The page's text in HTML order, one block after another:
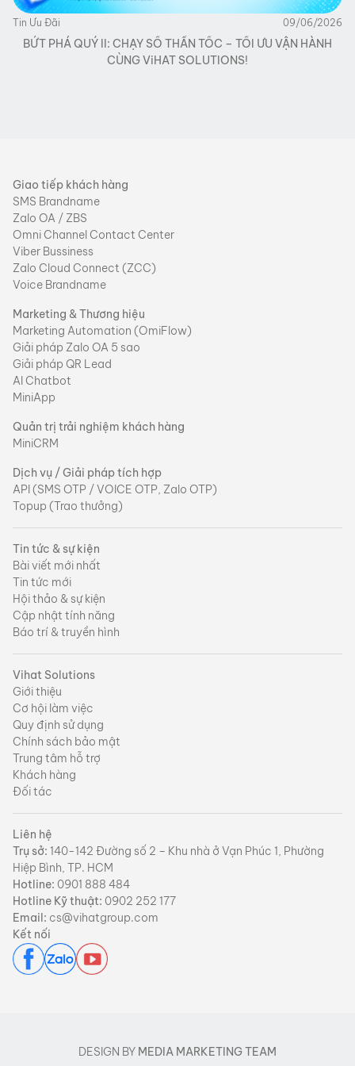
Tin Ưu Đãi 09/06/2026
BỨT PHÁ QUÝ II: CHẠY SỐ THẦN TỐC – TỐI ƯU VẬN HÀNH
CÙNG ViHAT SOLUTIONS!
Giao tiếp khách hàng
SMS Brandname
Zalo OA / ZBS
Omni Channel Contact Center
Viber Bussiness
Zalo Cloud Connect (ZCC)
Voice Brandname
Marketing & Thương hiệu
Marketing Automation (OmiFlow)
Giải pháp Zalo OA 5 sao
Giải pháp QR Lead
AI Chatbot
MiniApp
Quản trị trải nghiệm khách hàng
MiniCRM
Dịch vụ / Giải pháp tích hợp
API (SMS OTP / VOICE OTP, Zalo OTP)
Topup (Trao thưởng)
Tin tức & sự kiện
Bài viết mới nhất
Tin tức mới
Hội thảo & sự kiện
Cập nhật tính năng
Báo trí & truyền hình
Vihat Solutions
Giới thiệu
Cơ hội làm việc
Quy định sử dụng
Chính sách bảo mật
Trung tâm hỗ trợ
Khách hàng
Đối tác
Liên hệ
Trụ sở: 140-142 Đường số 2 – Khu nhà ở Vạn Phúc 1, Phường
Hiệp Bình, TP. HCM
Hotline: 0901 888 484
Hotline Kỹ thuật: 0902 252 177
Email: cs@vihatgroup.com
Kết nối
DESIGN BY MEDIA MARKETING TEAM